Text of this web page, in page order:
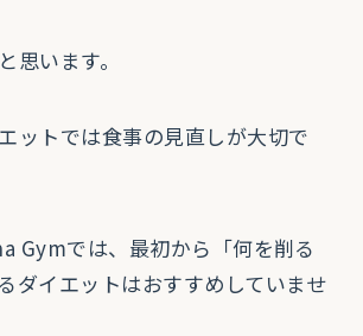
思います。
ットでは食事の見直しが大切で
Gymでは、最初から「何を削る
ダイエットはおすすめしていませ